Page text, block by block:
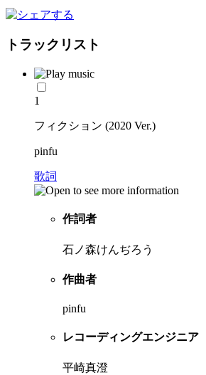
トラックリスト
1
フィクション (2020 Ver.)
pinfu
歌詞
作詞者
石ノ森けんぢろう
作曲者
pinfu
レコーディングエンジニア
平崎真澄